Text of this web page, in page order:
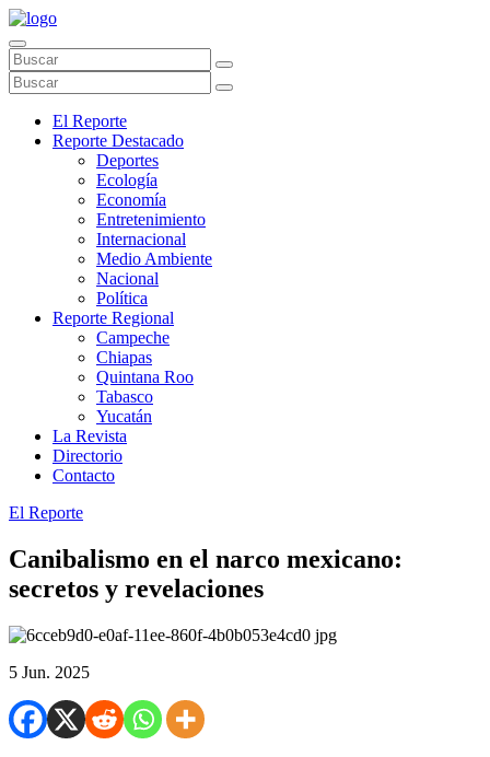
El Reporte
Reporte Destacado
Deportes
Ecología
Economía
Entretenimiento
Internacional
Medio Ambiente
Nacional
Política
Reporte Regional
Campeche
Chiapas
Quintana Roo
Tabasco
Yucatán
La Revista
Directorio
Contacto
El Reporte
Canibalismo en el narco mexicano:
secretos y revelaciones
5 Jun. 2025